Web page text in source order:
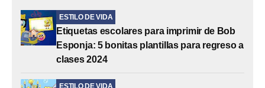
ESTILO DE VIDA
Etiquetas escolares para imprimir de Bob
Esponja: 5 bonitas plantillas para regreso a
clases 2024
ESTILO DE VIDA